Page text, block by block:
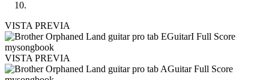
VISTA PREVIA
VISTA PREVIA